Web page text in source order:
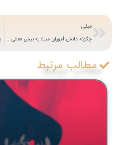
قبلی
چگونه دانش آموزان مبتلا به بیش فعالی در مدرسه عملکرد خوبی داشته باشند؟
مطالب مرتبط